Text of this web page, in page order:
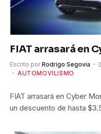
FIAT arrasará en
Escrito por Rodrigo Segovia
AUTOMOVILISMO
FIAT arrasará en Cyber
un descuento de hasta